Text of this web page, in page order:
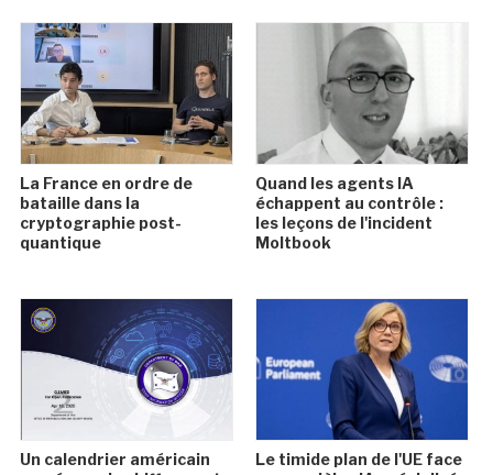
La France en ordre de
bataille dans la
cryptographie post-
quantique
Quand les agents IA
échappent au contrôle :
les leçons de l'incident
Moltbook
Un calendrier américain
Le timide plan de l'UE face